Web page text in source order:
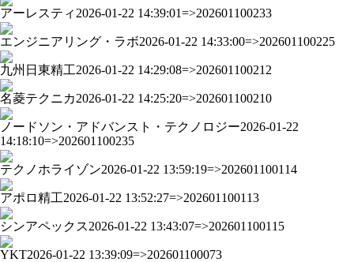
アーレスティ 2026-01-22 14:39:01=>202601100233
エンジニアリング・ラボ2026-01-22 14:33:00=>202601100225
九州日東精工2026-01-22 14:29:08=>202601100212
名菱テクニカ2026-01-22 14:25:20=>202601100210
ノードソン・アドバンスト・テクノロジー2026-01-22
14:18:10=>202601100235
テクノホライゾン2026-01-22 13:59:19=>202601100114
アポロ精工2026-01-22 13:52:27=>202601100113
シンアペックス2026-01-22 13:43:07=>202601100115
YKT2026-01-22 13:39:09=>202601100073